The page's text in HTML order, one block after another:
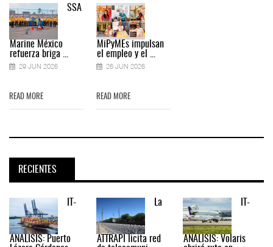
SSA
Marine México
refuerza briga ...
29 JUN 2026
READ MORE
MiPyMEs impulsan
el empleo y el ...
26 JUN 2026
READ MORE
RECIENTES
IT-
ANÁLISIS: Puerto
La
ATTRAPI licita red
IT-
ANÁLISIS: Volaris